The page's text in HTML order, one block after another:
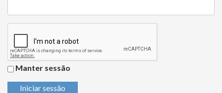
Manter sessão
Iniciar sessão